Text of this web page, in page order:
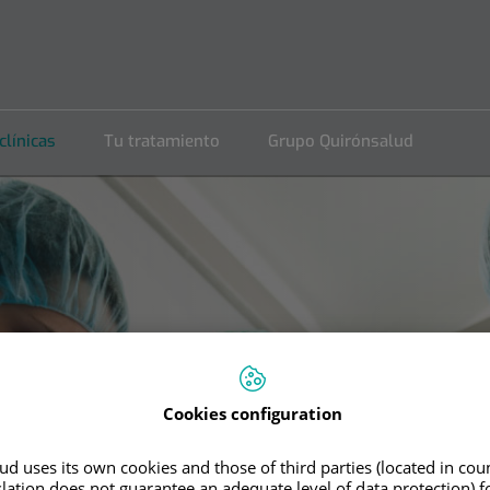
Tu tratamiento Grupo Quirónsalud
Cookies configuration
uses its own cookies and those of third parties (located in